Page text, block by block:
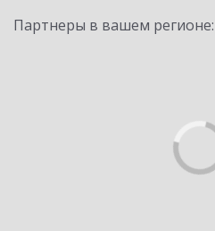
Партнеры в вашем регионе: